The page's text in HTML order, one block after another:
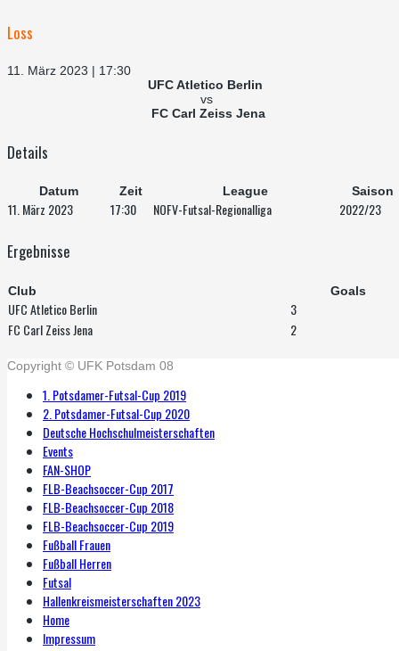
Loss
11. März 2023 | 17:30
UFC Atletico Berlin
vs
FC Carl Zeiss Jena
Details
Datum Zeit League Saison
11. März 2023 17:30 NOFV-Futsal-Regionalliga 2022/23
Ergebnisse
Club Goals
UFC Atletico Berlin
3
FC Carl Zeiss Jena
2
Copyright © UFK Potsdam 08
1. Potsdamer-Futsal-Cup 2019
2. Potsdamer-Futsal-Cup 2020
Deutsche Hochschulmeisterschaften
Events
FAN-SHOP
FLB-Beachsoccer-Cup 2017
FLB-Beachsoccer-Cup 2018
FLB-Beachsoccer-Cup 2019
Fußball Frauen
Fußball Herren
Futsal
Hallenkreismeisterschaften 2023
Home
Impressum